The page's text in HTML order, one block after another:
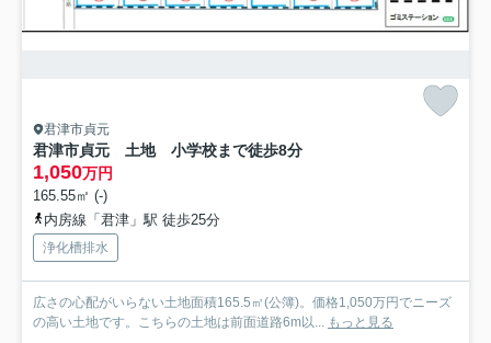
君津市貞元
君津市貞元 土地 小学校まで徒歩8分
1,050万円
165.55㎡ (-)
内房線「君津」駅 徒歩25分
浄化槽排水
広さの心配がいらない土地面積165.5㎡(公簿)。価格1,050万円でニーズ
の高い土地です。こちらの土地は前面道路6m以... もっと見る